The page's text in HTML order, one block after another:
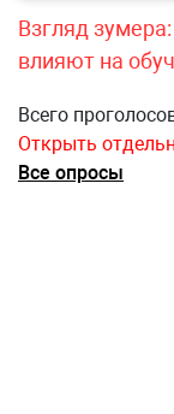
Взгляд
влияют на
Всего
Открыть
Все опросы